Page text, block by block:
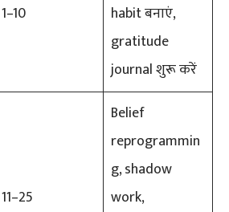
1–10
habit बनाएं,
gratitude
journal शुरू करें
11–25
Belief
reprogrammin
g, shadow
work,